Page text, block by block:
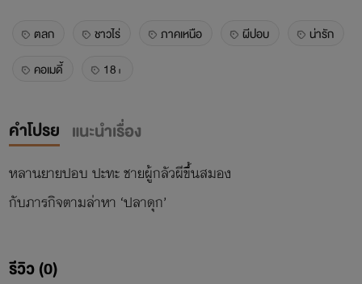
ตลก ชาวไร่ ภาคเหนือ ผีปอบ
น่ารัก
คอเมดี้
18+
คำโปรย แนะนำเรื่อง
หลานยายปอบ ปะทะ ชายผู้กลัวผีขึ้นสมอง
กับภารกิจตามล่าหา ‘ปลาดุก’
รีวิว (0)